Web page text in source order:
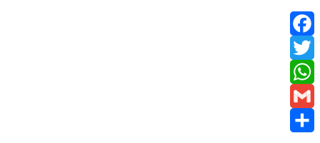
Facebook
Twitter
WhatsApp
Gmail